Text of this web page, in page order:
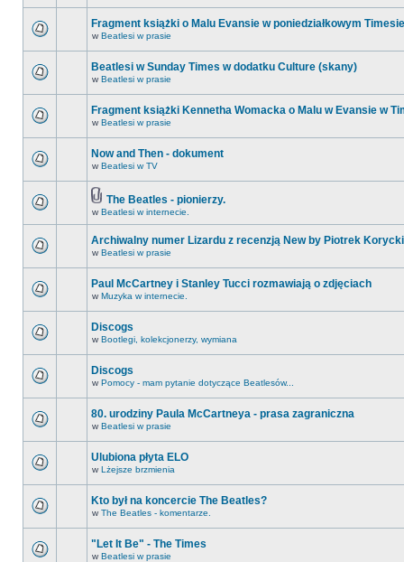
Fragment książki o Malu Evansie w poniedziałkowym Timesie
w Beatlesi w prasie
Beatlesi w Sunday Times w dodatku Culture (skany)
w Beatlesi w prasie
Fragment książki Kennetha Womacka o Malu w Evansie w
w Beatlesi w prasie
Now and Then - dokument
w Beatlesi w TV
The Beatles - pionierzy.
w Beatlesi w internecie.
Archiwalny numer Lizardu z recenzją New by Piotrek Korycki
w Beatlesi w prasie
Paul McCartney i Stanley Tucci rozmawiają o zdjęciach
w Muzyka w internecie.
Discogs
w Bootlegi, kolekcjonerzy, wymiana
Discogs
w Pomocy - mam pytanie dotyczące Beatlesów...
80. urodziny Paula McCartneya - prasa zagraniczna
w Beatlesi w prasie
Ulubiona płyta ELO
w Lżejsze brzmienia
Kto był na koncercie The Beatles?
w The Beatles - komentarze.
"Let It Be" - The Times
w Beatlesi w prasie